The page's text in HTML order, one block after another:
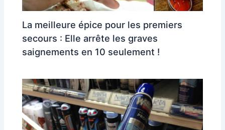
La meilleure épice pour les premiers
secours : Elle arrête les graves
saignements en 10 seulement !